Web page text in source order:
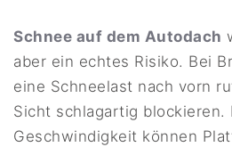
Schnee auf dem Autodach
aber ein echtes Risiko. Bei
eine Schneelast nach vorn
Sicht schlagartig blockieren.
Geschwindigkeit können